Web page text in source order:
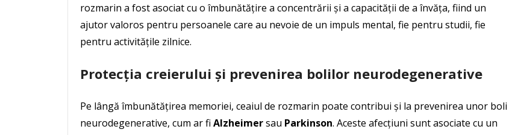
rozmarin a fost asociat cu o îmbunătățire a concentrării și a capacității de a învăța, fiind un
ajutor valoros pentru persoanele care au nevoie de un impuls mental, fie pentru studii, fie
pentru activitățile zilnice.
Protecția creierului și prevenirea bolilor neurodegenerative
Pe lângă îmbunătățirea memoriei, ceaiul de rozmarin poate contribui și la prevenirea unor boli
neurodegenerative, cum ar fi Alzheimersau Parkinson. Aceste afecțiuni sunt asociate cu un